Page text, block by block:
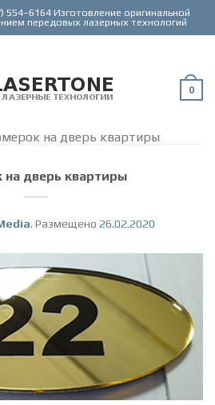
554–6164 Изготовление оригинальной
0
на дверь квартиры
на дверь квартиры
. Размещено 26.02.2020